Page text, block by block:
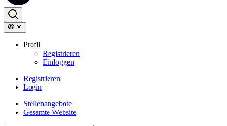
Profil
Registrieren
Einloggen
Registrieren
Login
Stellenangebote
Gesamte Website